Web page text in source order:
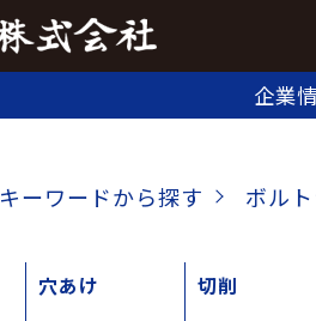
企業
キーワードから探す ボル
穴あけ 切削